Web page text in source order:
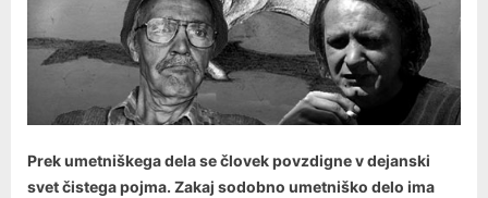
Prek umetniškega dela se človek povzdigne v dejanski
svet čistega pojma. Zakaj sodobno umetniško delo ima